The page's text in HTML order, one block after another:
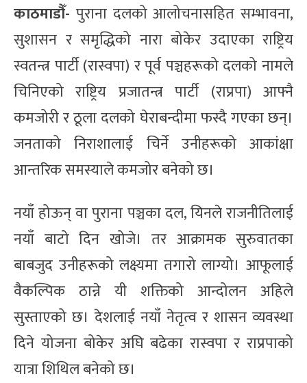
काठमाडौँ- पुराना दलको आलोचनासहित सम्भावना,
सुशासन र समृद्धिको नारा बोकेर उदाएका राष्ट्रिय
स्वतन्त्र पार्टी (रास्वपा) र पूर्व पञ्चहरूको दलको नामले
चिनिएको राष्ट्रिय प्रजातन्त्र पार्टी (राप्रपा) आफ्नै
कमजोरी र ठूला दलको घेराबन्दीमा फस्दै गएका छन्।
जनताको निराशालाई चिर्ने उनीहरूको आकांक्षा
आन्तरिक समस्याले कमजोर बनेको छ।
नयाँ होऊन् वा पुराना पञ्चका दल, यिनले राजनीतिलाई
नयाँ बाटो दिन खोजे। तर आक्रामक सुरुवातका
बाबजुद उनीहरूको लक्ष्यमा तगारो लाग्यो। आफूलाई
वैकल्पिक ठान्ने यी शक्तिको आन्दोलन अहिले
सुस्ताएको छ। देशलाई नयाँ नेतृत्व र शासन व्यवस्था
दिने योजना बोकेर अघि बढेका रास्वपा र राप्रपाको
यात्रा शिथिल बनेको छ।